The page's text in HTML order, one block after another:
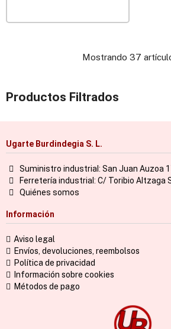
Productos Filtrados
Mostrando 37
Ugarte Burdindegia S. L.
Suministro industrial: San Juan Auzoa
Ferretería industrial: C/ Toribio Altzaga
Quiénes somos
Información
Aviso legal
Envíos, devoluciones, reembolsos
Política de privacidad
Información sobre cookies
Métodos de pago